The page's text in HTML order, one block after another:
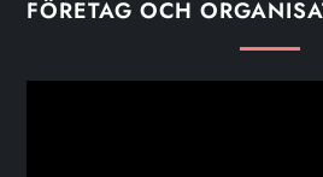
FÖRETAG OCH